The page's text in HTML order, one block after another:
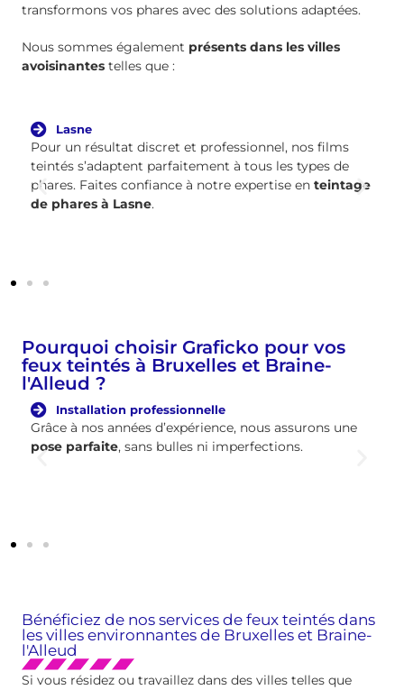
transformons vos phares avec des solutions adaptées.
Nous sommes également présents dans les villes
avoisinantes telles que :
Lasne
Pour un résultat discret et professionnel, nos films
teintés s’adaptent parfaitement à tous les types de
phares. Faites confiance à notre expertise enteintage
de phares à Lasne.
Pourquoi choisir Graficko pour vos
feux teintés à Bruxelles et Braine-
l'Alleud ?
Installation professionnelle
Grâce à nos années d’expérience, nous assurons une
pose parfaite, sans bulles ni imperfections.
Bénéficiez de nos services de feux teintés dans
les villes environnantes de Bruxelles et Braine-
l'Alleud
Si vous résidez ou travaillez dans des villes telles que